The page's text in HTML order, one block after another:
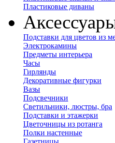
Пластиковые диваны
Подставки для цветов из
Электрокамины
Предметы интерьера
Часы
Гирлянды
Декоративные фигурки
Вазы
Подсвечники
Светильники, люстры, бра
Подставки и этажерки
Цветочницы из ротанга
Полки настенные
Газетницы